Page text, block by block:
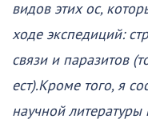
видов этих ос,
ходе экспедиций:
связи и паразитов
ест).Кроме того, я
научной